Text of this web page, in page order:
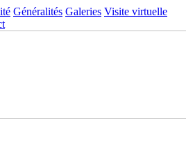
Généralités Galeries Visite virtuelle